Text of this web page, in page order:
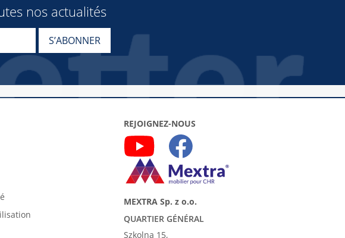
nos actualités
REJOIGNEZ-NOUS
MEXTRA Sp. z o.o.
QUARTIER GÉNÉRAL
Szkolna 15,